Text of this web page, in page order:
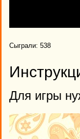
Сыграли: 538
Для игры